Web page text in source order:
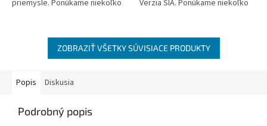
priemysle. Ponúkame niekoľko
brusivo -...
Verzia SIA. Ponúkame niekoľko
ZOBRAZIŤ VŠETKY SÚVISIACE PRODUKTY
Popis Diskusia
Podrobný popis